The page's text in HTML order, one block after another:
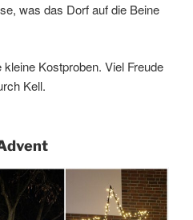
was das Dorf auf die Beine
Kostproben. Viel Freude
Kell.